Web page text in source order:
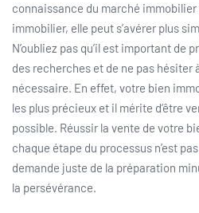
connaissance du marché immobilier
immobilier, elle peut s’avérer plus
N’oubliez pas qu’il est important de
des recherches et de ne pas hésiter
nécessaire. En effet, votre bien
les plus précieux et il mérite d’être
possible. Réussir la vente de votre
chaque étape du processus n’est
demande juste de la préparation
la persévérance.